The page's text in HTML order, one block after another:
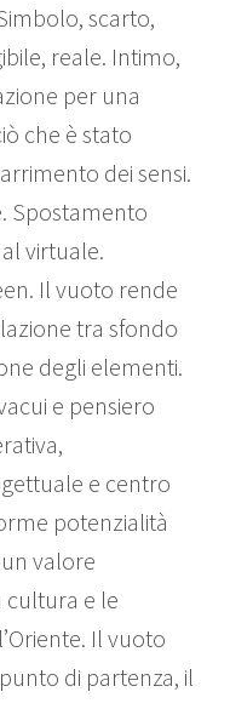
scarto,
reale. Intimo,
per una
che è stato
dei sensi.
Spostamento
virtuale.
Il vuoto rende
tra sfondo
degli elementi.
e pensiero
e centro
potenzialità
valore
cultura e le
Il vuoto
di partenza, il